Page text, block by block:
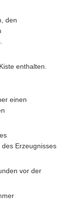
den
enthalten.
einen
Erzeugnisses
vor der